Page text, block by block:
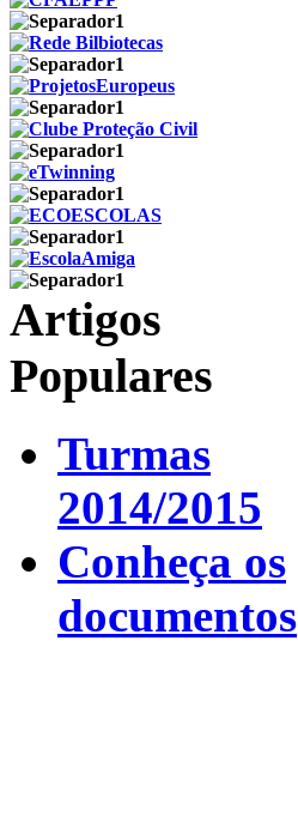
Artigos
Populares
Turmas
2014/2015
Conheça os
documentos